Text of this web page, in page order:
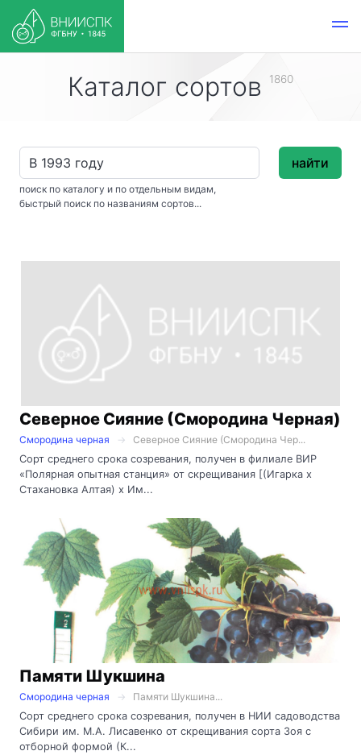
Каталог сортов 1860
поиск по каталогу и по отдельным видам,
быстрый поиск по названиям сортов...
найти
Северное Сияние (Смородина Черная)
Смородина черная
Северное Сияние (Смородина Чер...
Сорт среднего срока созревания, получен в филиале ВИР
«Полярная опытная станция» от скрещивания [(Игарка х
Стахановка Алтая) х Им...
Памяти Шукшина
Смородина черная
Памяти Шукшина...
Сорт среднего срока созревания, получен в НИИ садоводства
Сибири им. М.А. Лисавенко от скрещивания сорта Зоя с
отборной формой (К...